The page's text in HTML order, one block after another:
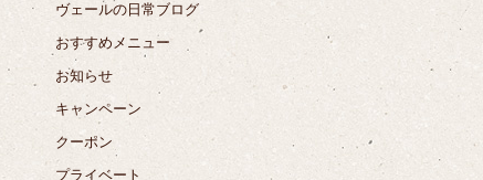
ヴェールの日常ブログ
おすすめメニュー
お知らせ
キャンペーン
クーポン
プライベート